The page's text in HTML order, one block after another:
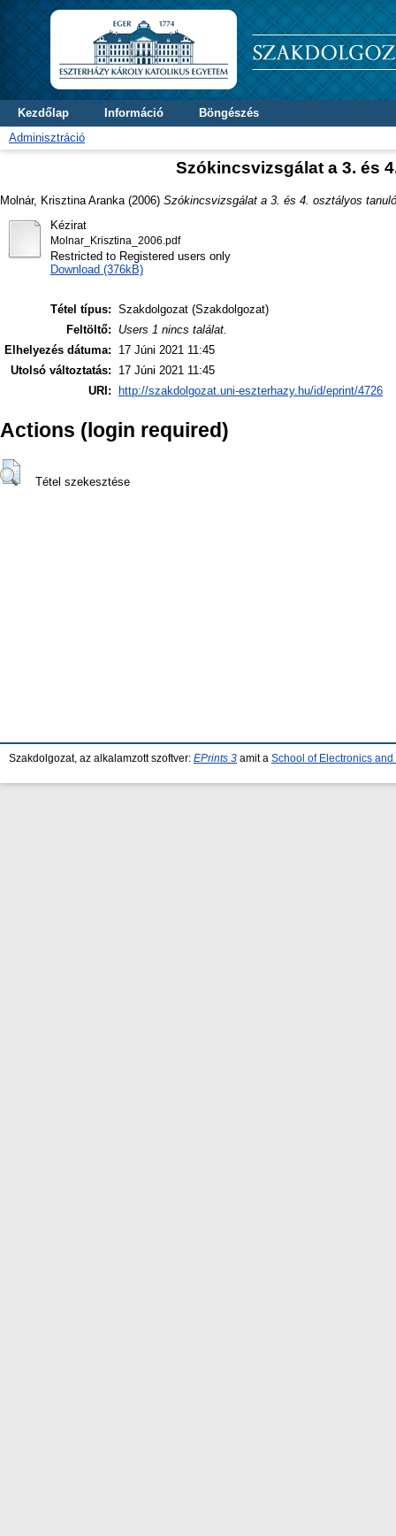
Kezdőlap Információ
Böngészés
Adminisztráció
Szókincsvizsgálat a 3. és
Molnár, Krisztina Aranka (2006) Szókincsvizsgálat a 3. és 4. osztályos
Kézirat
Molnar_Krisztina_2006.pdf
Restricted to Registered users only
Download (376kB)
Tétel típus: Szakdolgozat (Szakdolgozat)
Feltöltő:
Users 1 nincs találat.
Elhelyezés dátuma:
17 Júni 2021 11:45
Utolsó változtatás:
17 Júni 2021 11:45
URI:
http://szakdolgozat.uni-eszterhazy.hu/id/eprint/4726
Actions (login required)
Tétel szekesztése
Szakdolgozat, az alkalamzott szoftver: EPrints 3 amit a School of Electronics